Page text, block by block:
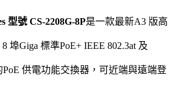
型號 CS-2208G-8P是一款最新A3 版高
埠Giga 標準PoE+ IEEE 802.3at 及
PoE 供電功能交換器，可近端與遠端登